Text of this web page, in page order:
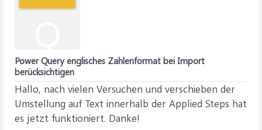
Power Query englisches Zahlenformat bei Import
berücksichtigen
Hallo, nach vielen Versuchen und verschieben der
Umstellung auf Text innerhalb der Applied Steps hat
es jetzt funktioniert. Danke!